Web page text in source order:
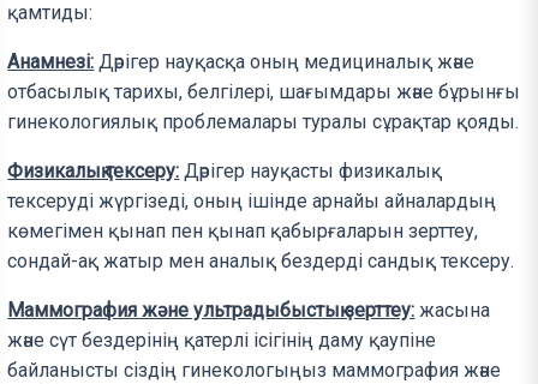
қамтиды:
Анамнезі: Дәрігер науқасқа оның медициналық және
отбасылық тарихы, белгілері, шағымдары және бұрынғы
гинекологиялық проблемалары туралы сұрақтар қояды.
Физикалық тексеру: Дәрігер науқасты физикалық
тексеруді жүргізеді, оның ішінде арнайы айналардың
көмегімен қынап пен қынап қабырғаларын зерттеу,
сондай-ақ жатыр мен аналық бездерді сандық тексеру.
Маммография және ультрадыбыстық зерттеу: жасына
және сүт бездерінің қатерлі ісігінің даму қаупіне
байланысты сіздің гинекологыңыз маммография және